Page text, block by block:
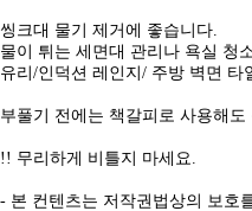
씽크대 물기 제거에 좋습니다.
물이 튀는 세면대 관리나 욕실 청
유리/인덕션 레인지/ 주방 벽면 타
부풀기 전에는 책갈피로 사용해도
!! 무리하게 비틀지 마세요.
- 본 컨텐츠는 저작권법상의 보호